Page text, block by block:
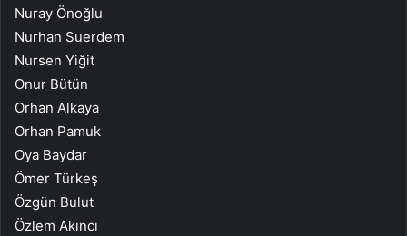
Nuray Önoğlu
Nurhan Suerdem
Nursen Yiğit
Onur Bütün
Orhan Alkaya
Orhan Pamuk
Oya Baydar
Ömer Türkeş
Özgün Bulut
Özlem Akıncı